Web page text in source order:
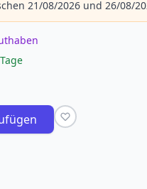
21/08/2026 und 26/08/